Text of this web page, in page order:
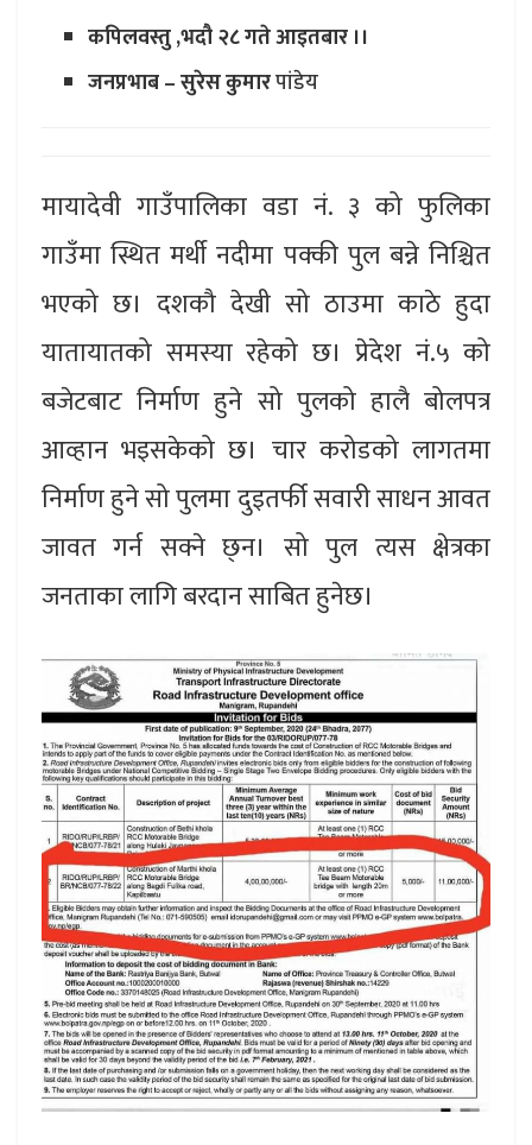
कपिलवस्तु ,भदौ २८ गते आइतबार ।।
जनप्रभाब – सुरेस कुमारपांडेय
मायादेवी गाउँपालिका वडा नं. ३ को फुलिका
गाउँमा स्थित मर्थी नदीमा पक्की पुल बन्ने निश्चित
भएको छ। दशकौ देखी सो ठाउमा काठे हुदा
यातायातको समस्या रहेको छ। प्रेदेश नं.५ को
बजेटबाट निर्माण हुने सो पुलको हालै बोलपत्र
आव्हान भइसकेको छ। चार करोडको लागतमा
निर्माण हुने सो पुलमा दुइतर्फी सवारी साधन आवत
जावत गर्न सक्ने छ्न। सो पुल त्यस क्षेत्रका
जनताका लागि बरदान साबित हुनेछ।